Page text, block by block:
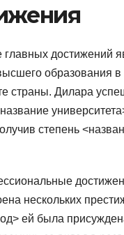
достижений
образования
страны. Дилара
степень
нескольких
ей была